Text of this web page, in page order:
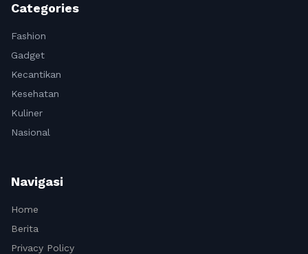
Categories
Fashion
Gadget
Kecantikan
Kesehatan
Kuliner
Nasional
Navigasi
Home
Berita
Privacy Policy